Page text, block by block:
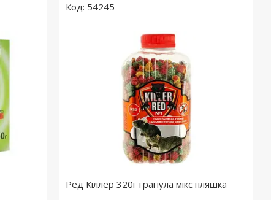
54245
Ред Кіллер 320г гранула мікс пляшка